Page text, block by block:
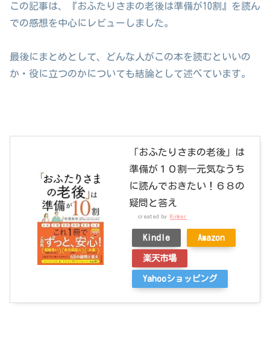
この記事は、『おふたりさまの老後は準備が10割』を読ん
での感想を中心にレビューしました。
最後にまとめとして、どんな人がこの本を読むといいの
か・役に立つのかについても結論として述べています。
「おふたりさまの老後」は
準備が１０割―元気なうち
に読んでおきたい！６８の
疑問と答え
created by Rinker
Kindle Amazon
楽天市場
Yahooショッピング